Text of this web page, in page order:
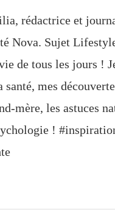
rédactrice et
Nova. Sujet
de tous les jours !
santé, mes
mère, les astuces
!